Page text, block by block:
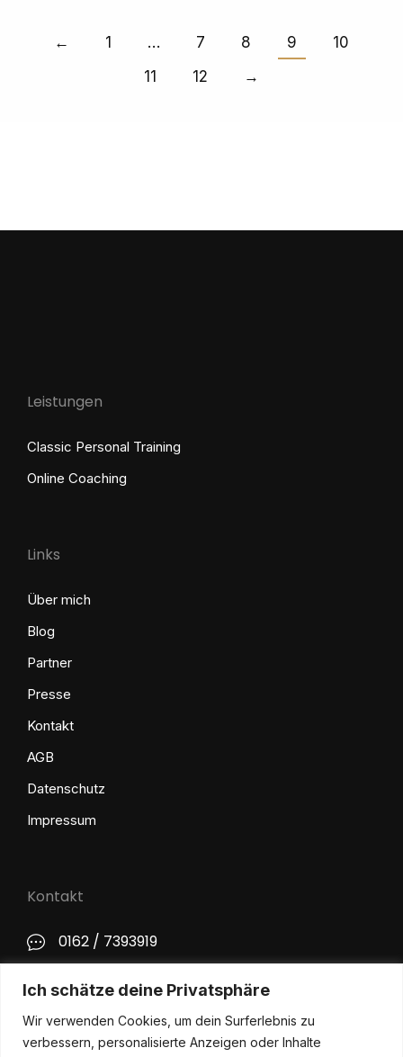
Ich schätze deine Privatsphäre
Wir verwenden Cookies, um dein Surferlebnis zu
verbessern, personalisierte Anzeigen oder Inhalte
← 1 … 7 8 9
10
11
12 →
Leistungen
Classic Personal Training
Online Coaching
Links
Über mich
Blog
Partner
Presse
Kontakt
AGB
Datenschutz
Impressum
Kontakt
0162 / 7393919
Social Media